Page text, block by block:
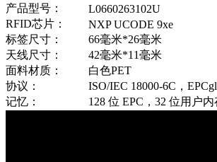
产品型号：
L0660263102U
RFID芯片：
NXP UCODE 9xe
标签尺寸：
66毫米*26毫米
天线尺寸：
42毫米*11毫米
面料材质：
白色PET
协议：
ISO/IEC 18000-6C，
记忆：
128 位 EPC，32 位用户内